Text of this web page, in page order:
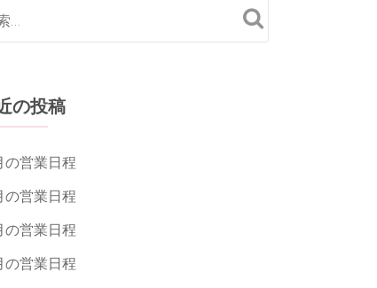
の投稿
の営業日程
の営業日程
の営業日程
の営業日程